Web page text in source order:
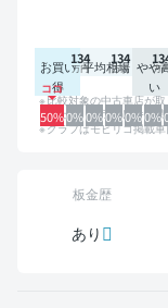
お買い
得
平均相場 やや
い
50%0%0%0%0%0%
134 134
比較対象の中古車店が
るため、グラフは参考
グラフはモビリコ掲載
板金歴
あり